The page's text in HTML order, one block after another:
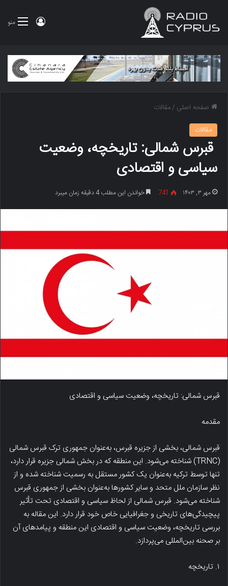
منو ورود
صفحه اصلی /مقالات
مقالات
قبرس شمالی: تاریخچه، وضعیت
سیاسی و اقتصادی
مهر ۳, ۱۴۰۳ 741 خواندن این مطلب 4 دقیقه زمان میبرد
قبرس شمالی: تاریخچه، وضعیت سیاسی و اقتصادی
مقدمه
قبرس شمالی، بخشی از جزیره قبرس، به‌عنوان جمهوری ترک قبرس شمالی
(TRNC) شناخته می‌شود. این منطقه که در بخش شمالی جزیره قرار دارد،
تنها توسط ترکیه به‌عنوان یک کشور مستقل به رسمیت شناخته شده و از
نظر سازمان ملل متحد و سایر کشورها به‌عنوان بخشی از جمهوری قبرس
شناخته می‌شود. قبرس شمالی از لحاظ سیاسی و اقتصادی تحت تأثیر
پیچیدگی‌های تاریخی و جغرافیایی خاص خود قرار دارد. این مقاله به
بررسی تاریخچه، وضعیت سیاسی و اقتصادی این منطقه و پیامدهای آن
بر صحنه بین‌المللی می‌پردازد.
۱. تاریخچه